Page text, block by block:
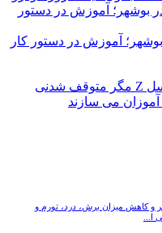
آموزش در دستور کار
سیلیکن ولیِ تهران؛ این ایران نسل Z مگر متوقف شدنی
آموزان می سازند
و کاهش میزان برش، درد، تورم و
ا...